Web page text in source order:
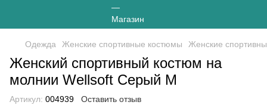
Одежда Женские спортивные костюмы Женские
Женский спортивный костюм на
молнии Wellsoft Серый М
Артикул: 004939 Оставить отзыв